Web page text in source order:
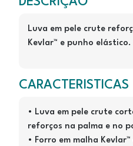
Luva em pele crute
Kevlar™ e punho elástico.
CARACTERISTICAS
• Luva em pele crute
reforços na palma e no
• Forro em malha